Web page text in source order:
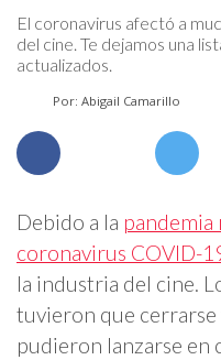
El coronavirus afectó a
del cine. Te dejamos una
actualizados.
Por: Abigail Camarillo
Debido a la pandemia
coronavirus COVID-
la industria del cine.
tuvieron que cerrarse
pudieron lanzarse en